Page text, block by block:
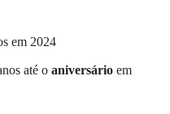
em 2024
até o aniversário em